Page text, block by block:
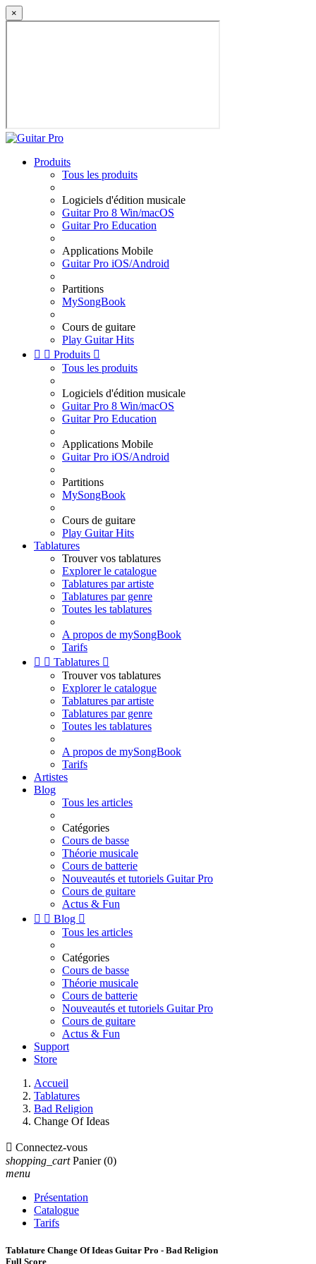
×
Produits
Tous les produits
Logiciels d'édition musicale
Guitar Pro 8 Win/macOS
Guitar Pro Education
Applications Mobile
Guitar Pro iOS/Android
Partitions
MySongBook
Cours de guitare
Play Guitar Hits
  Produits 
Tous les produits
Logiciels d'édition musicale
Guitar Pro 8 Win/macOS
Guitar Pro Education
Applications Mobile
Guitar Pro iOS/Android
Partitions
MySongBook
Cours de guitare
Play Guitar Hits
Tablatures
Trouver vos tablatures
Explorer le catalogue
Tablatures par artiste
Tablatures par genre
Toutes les tablatures
A propos de mySongBook
Tarifs
  Tablatures 
Trouver vos tablatures
Explorer le catalogue
Tablatures par artiste
Tablatures par genre
Toutes les tablatures
A propos de mySongBook
Tarifs
Artistes
Blog
Tous les articles
Catégories
Cours de basse
Théorie musicale
Cours de batterie
Nouveautés et tutoriels Guitar Pro
Cours de guitare
Actus & Fun
  Blog 
Tous les articles
Catégories
Cours de basse
Théorie musicale
Cours de batterie
Nouveautés et tutoriels Guitar Pro
Cours de guitare
Actus & Fun
Support
Store
Accueil
Tablatures
Bad Religion
Change Of Ideas
 Connectez-vous
shopping_cart Panier (0)
menu
Présentation
Catalogue
Tarifs
Tablature Change Of Ideas Guitar Pro - Bad Religion
Full Score